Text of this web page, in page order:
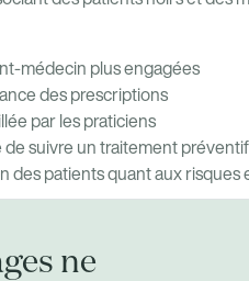
médecin plus engagées
des prescriptions
par les praticiens
de suivre un traitement préventif
des patients quant aux risques
ne